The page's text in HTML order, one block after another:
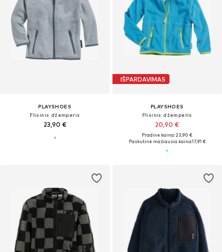
PLAYSHOES
Flisinis džemperis
23,90 €
IŠPARDAVIMAS
PLAYSHOES
Flisinis džemperis
20,90 €
Pradinė kaina: 23,90 €
Paskutinė mažiausia kaina:17,91 €